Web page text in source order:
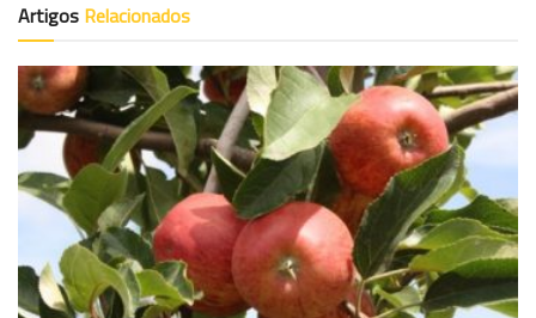
Artigos Relacionados